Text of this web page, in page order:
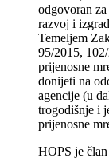
odgovoran
razvoj i
Temeljem
95/2015,
prijenosne
donijeti na
agencije (u
trogodišnje i
prijenosne
HOPS je član